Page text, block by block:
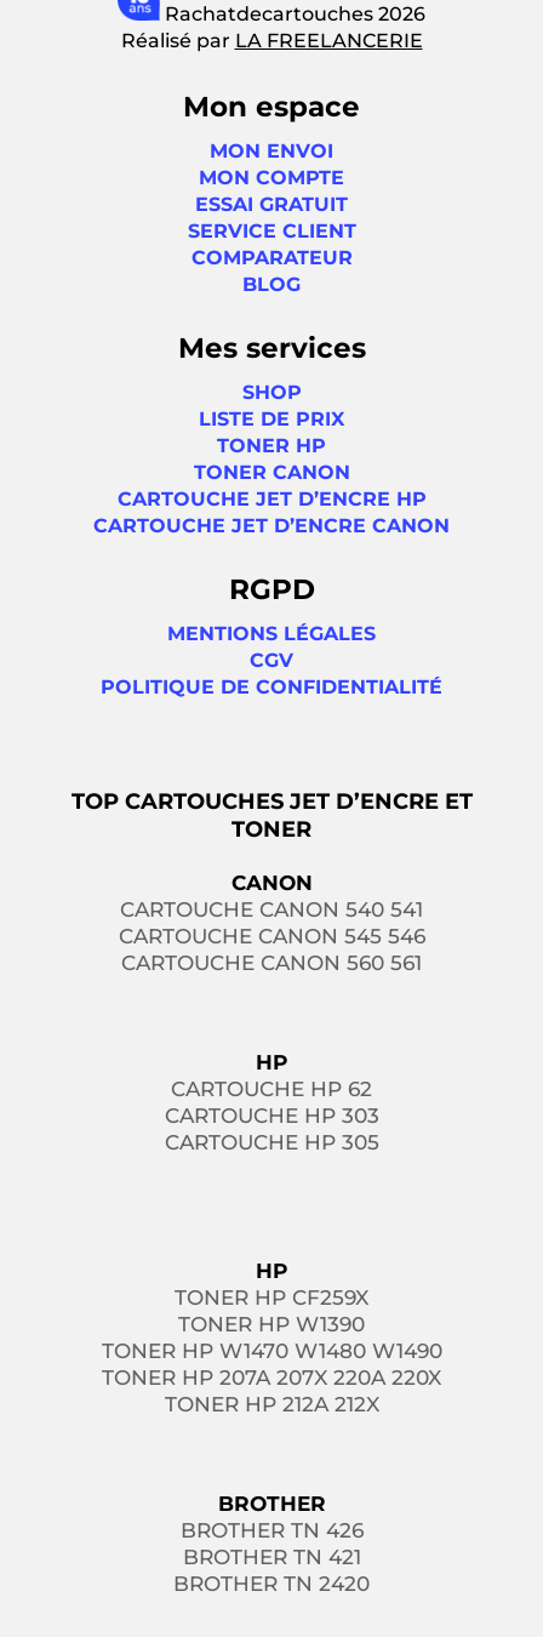
Rachatdecartouches 2026
Réalisé par LA FREELANCERIE
Mon espace
MON ENVOI
MON COMPTE
ESSAI GRATUIT
SERVICE CLIENT
COMPARATEUR
BLOG
Mes services
SHOP
LISTE DE PRIX
TONER HP
TONER CANON
CARTOUCHE JET D’ENCRE HP
CARTOUCHE JET D’ENCRE CANON
RGPD
MENTIONS LÉGALES
CGV
POLITIQUE DE CONFIDENTIALITÉ
TOP CARTOUCHES JET D’ENCRE ET
TONER
CANON
CARTOUCHE CANON 540 541
CARTOUCHE CANON 545 546
CARTOUCHE CANON 560 561
HP
CARTOUCHE HP 62
CARTOUCHE HP 303
CARTOUCHE HP 305
HP
TONER HP CF259X
TONER HP W1390
TONER HP W1470 W1480 W1490
TONER HP 207A 207X 220A 220X
TONER HP 212A 212X
BROTHER
BROTHER TN 426
BROTHER TN 421
BROTHER TN 2420